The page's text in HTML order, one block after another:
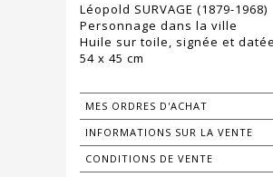
Léopold SURVAGE (1879-1968)
Personnage dans la ville
Huile sur toile, signée et
54 x 45 cm
MES ORDRES D'ACHAT
INFORMATIONS SUR LA VENTE
CONDITIONS DE VENTE